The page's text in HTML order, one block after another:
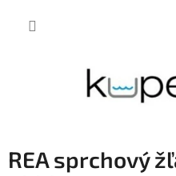
REA sprchový